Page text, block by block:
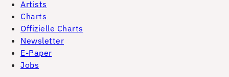
Artists
Charts
Offizielle Charts
Newsletter
E-Paper
Jobs